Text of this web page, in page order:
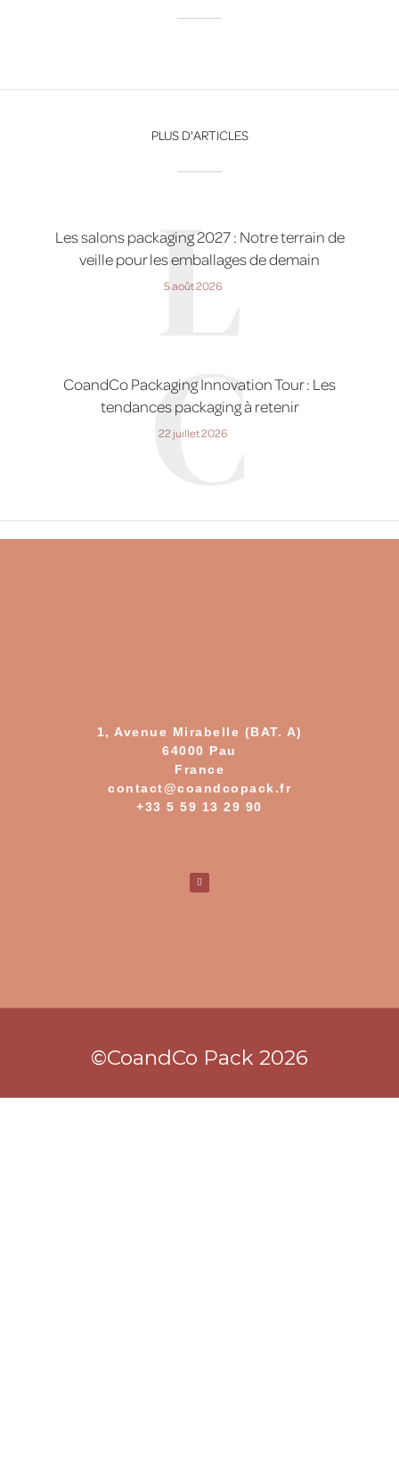
PLUS D'ARTICLES
Les salons packaging 2027 : Notre terrain de
veille pour les emballages de demain
5 août 2026
L
CoandCo Packaging Innovation Tour : Les
tendances packaging à retenir
22 juillet 2026
C
1, Avenue Mirabelle (BAT. A)
64000 Pau
France
contact@coandcopack.fr
+33 5 59 13 29 90
©CoandCo Pack 2026